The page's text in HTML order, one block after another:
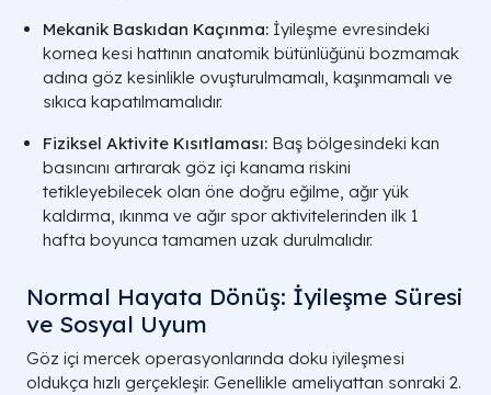
Mekanik Baskıdan Kaçınma: İyileşme evresindeki
kornea kesi hattının anatomik bütünlüğünü bozmamak
adına göz kesinlikle ovuşturulmamalı, kaşınmamalı ve
sıkıca kapatılmamalıdır.
Fiziksel Aktivite Kısıtlaması: Baş bölgesindeki kan
basıncını artırarak göz içi kanama riskini
tetikleyebilecek olan öne doğru eğilme, ağır yük
kaldırma, ıkınma ve ağır spor aktivitelerinden ilk 1
hafta boyunca tamamen uzak durulmalıdır.
Normal Hayata Dönüş: İyileşme Süresi
ve Sosyal Uyum
Göz içi mercek operasyonlarında doku iyileşmesi
oldukça hızlı gerçekleşir. Genellikle ameliyattan sonraki 2.